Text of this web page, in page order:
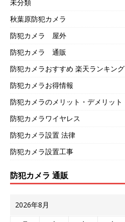
未分類
秋葉原防犯カメラ
防犯カメラ 屋外
防犯カメラ 通販
防犯カメラおすすめ 楽天ランキング
防犯カメラお得情報
防犯カメラのメリット・デメリット
防犯カメラワイヤレス
防犯カメラ設置 法律
防犯カメラ設置工事
防犯カメラ 通販
2026年8月